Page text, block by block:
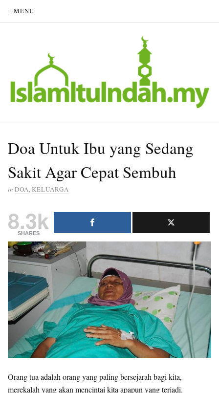
≡ MENU
Doa Untuk Ibu yang Sedang
Sakit Agar Cepat Sembuh
in DOA, KELUARGA
8.3k
SHARES
Orang tua adalah orang yang paling bersejarah bagi kita,
merekalah yang akan mencintai kita apapun yang terjadi.